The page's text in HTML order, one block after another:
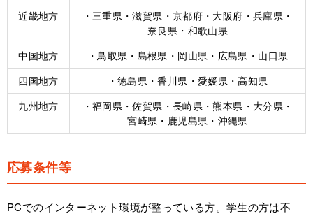
近畿地方
・三重県・滋賀県・京都府・大阪府・兵庫県・
奈良県・和歌山県
中国地方
・鳥取県・島根県・岡山県・広島県・山口県
四国地方
・徳島県・香川県・愛媛県・高知県
九州地方
・福岡県・佐賀県・長崎県・熊本県・大分県・
宮崎県・鹿児島県・沖縄県
応募条件等
PCでのインターネット環境が整っている方。学生の方は不